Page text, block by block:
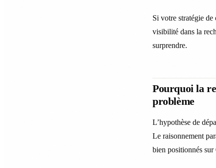
Si votre stratégie
visibilité dans la
surprendre.
Pourquoi la
problème
L’hypothèse de
Le raisonnement
bien positionnés